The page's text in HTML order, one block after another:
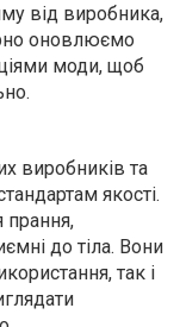
від виробника,
оновлюємо
моди, щоб
виробників та
якості.
прання,
до тіла. Вони
так і